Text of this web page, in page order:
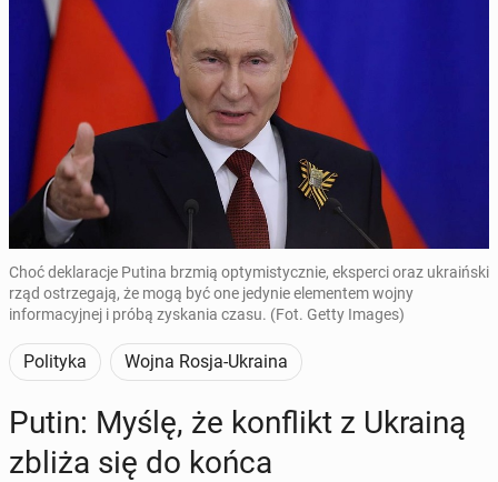
Choć deklaracje Putina brzmią optymistycznie, eksperci oraz ukraiński
rząd ostrzegają, że mogą być one jedynie elementem wojny
informacyjnej i próbą zyskania czasu. (Fot. Getty Images)
Polityka Wojna Rosja-Ukraina
Putin: Myślę, że kon­flikt z Ukrainą
zbliża się do końca